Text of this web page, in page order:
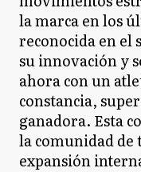
la marca en los
reconocida en
su innovación y
ahora con un
constancia,
ganadora. Esta
la comunidad
expansión